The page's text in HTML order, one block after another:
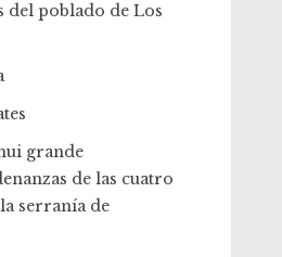
del poblado de Los
grande
de las cuatro
serranía de